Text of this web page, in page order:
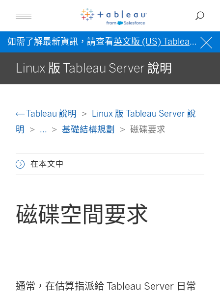
如需了解最新資訊，請查看英文版 (US) Tableau 說明
Linux 版 Tableau Server 說明
Tableau 說明
Linux 版 Tableau Server 說
明
... 基礎結構規劃 磁碟要求
在本文中
磁碟空間要求
通常，在估算指派給 Tableau Server 日常